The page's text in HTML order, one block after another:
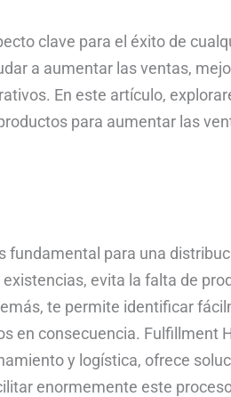
clave para el éxito de
a aumentar las ventas,
En este artículo,
para aumentar las
fundamental para una
evita la falta de
te permite identificar
en consecuencia. Fulfillment
y logística, ofrece
enormemente este